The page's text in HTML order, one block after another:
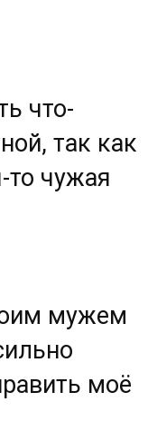
что-
так как
то чужая
мужем
моё